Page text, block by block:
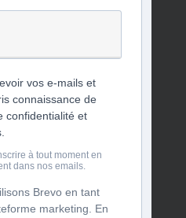
vos e-mails et
connaissance de
confidentialité et
à tout moment en
dans nos emails.
Brevo en tant
marketing. En